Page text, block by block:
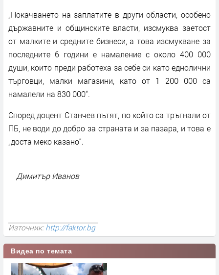
„Покачването на заплатите в други области, особено
държавните и общинските власти, изсмуква заетост
от малките и средните бизнеси, а това изсмукване за
последните 6 години е намаление с около 400 000
души, които преди работеха за себе си като еднолични
търговци, малки магазини, като от 1 200 000 са
намалели на 830 000“.
Според доцент Станчев пътят, по който са тръгнали от
ПБ, не води до добро за страната и за пазара, и това е
„доста меко казано“.
Димитър Иванов
Източник:http://faktor.bg
Видеа по темата